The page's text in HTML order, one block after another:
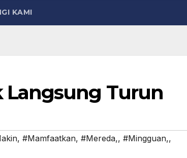
KAMI
Langsung Turun
, #Mamfaatkan, #Mereda,, #Mingguan,,